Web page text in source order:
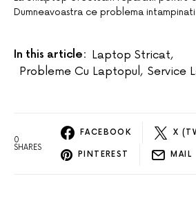
Dumneavoastra ce problema
In this article: Laptop Stricat,
Probleme Cu Laptopul , Service
0
SHARES
FACEBOOK X
PINTEREST MAIL